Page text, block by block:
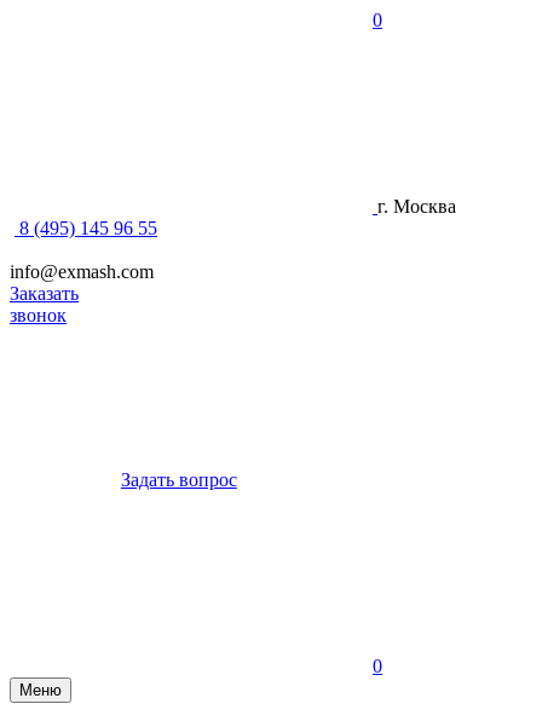
0
г. Москва
8 (495) 145 96 55
info@exmash.com
Заказать
звонок
Задать вопрос
0
Меню